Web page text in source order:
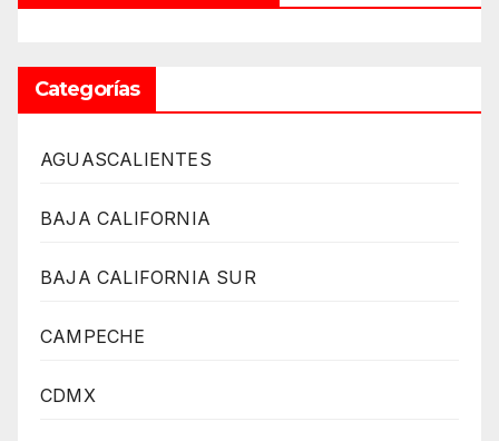
Categorías
AGUASCALIENTES
BAJA CALIFORNIA
BAJA CALIFORNIA SUR
CAMPECHE
CDMX